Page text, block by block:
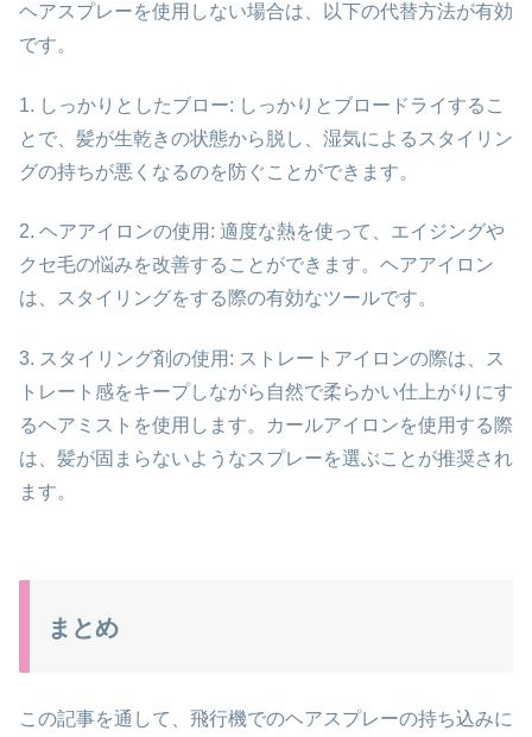
ヘアスプレーを使用しない場合は、以下の代替方法が有効
です。
1. しっかりとしたブロー: しっかりとブロードライするこ
とで、髪が生乾きの状態から脱し、湿気によるスタイリン
グの持ちが悪くなるのを防ぐことができます。
2. ヘアアイロンの使用: 適度な熱を使って、エイジングや
クセ毛の悩みを改善することができます。ヘアアイロン
は、スタイリングをする際の有効なツールです。
3. スタイリング剤の使用: ストレートアイロンの際は、ス
トレート感をキープしながら自然で柔らかい仕上がりにす
るヘアミストを使用します。カールアイロンを使用する際
は、髪が固まらないようなスプレーを選ぶことが推奨され
ます。
まとめ
この記事を通して、飛行機でのヘアスプレーの持ち込みに